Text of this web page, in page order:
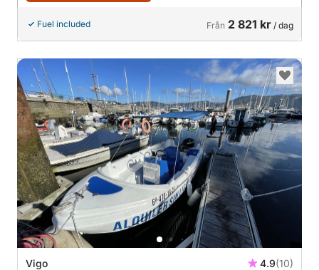
Fuel included Från 2 821 kr / dag
Vigo 4.9(10)